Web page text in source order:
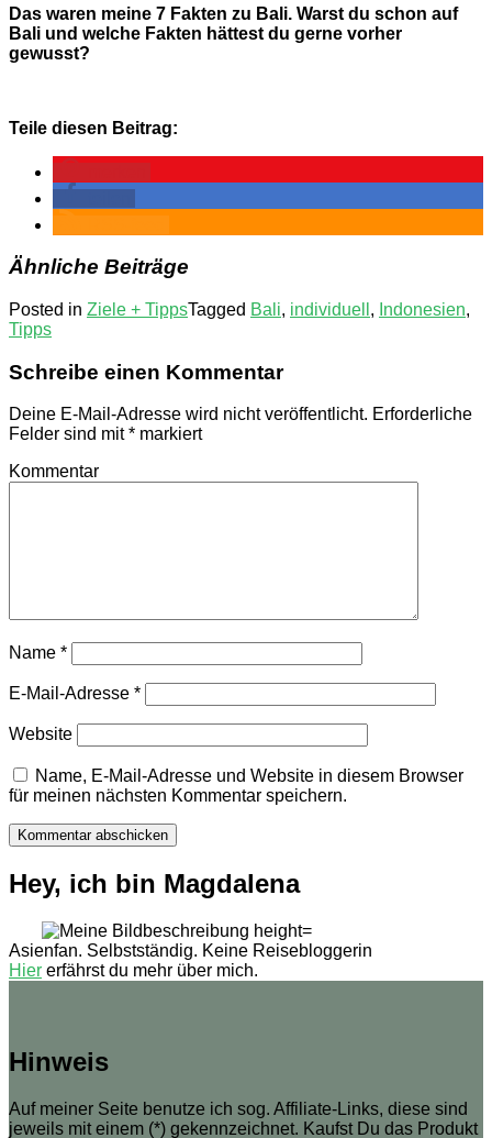
Das waren meine 7 Fakten zu Bali. Warst du schon auf
Bali und welche Fakten hättest du gerne vorher
gewusst?
Teile diesen Beitrag:
Ähnliche Beiträge
Posted in Ziele + TippsTagged Bali, individuell , Indonesien,
Tipps
Schreibe einen Kommentar
Deine E-Mail-Adresse wird nicht veröffentlicht. Erforderliche
Felder sind mit* markiert
Kommentar
Name *
E-Mail-Adresse *
Website
Name, E-Mail-Adresse und Website in diesem Browser
für meinen nächsten Kommentar speichern.
Hey, ich bin Magdalena
Asienfan. Selbstständig. Keine Reisebloggerin
Hier erfährst du mehr über mich.
Hinweis
Auf meiner Seite benutze ich sog. Affiliate-Links, diese sind
jeweils mit einem (*) gekennzeichnet. Kaufst Du das Produkt